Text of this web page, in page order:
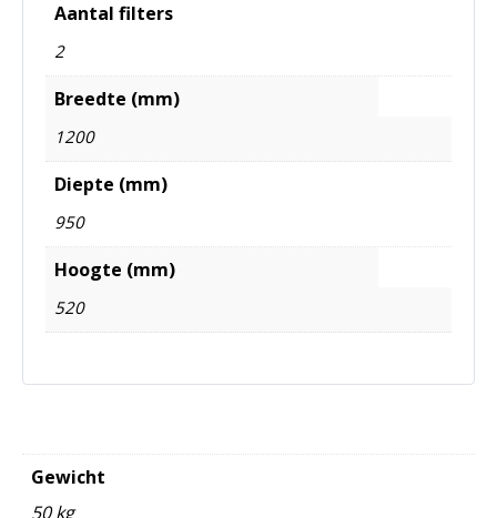
Aantal filters
2
Breedte (mm)
1200
Diepte (mm)
950
Hoogte (mm)
520
Gewicht
50 kg